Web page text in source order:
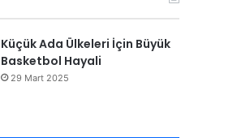
Küçük Ada Ülkeleri İçin Büyük
Basketbol Hayali
29 Mart 2025